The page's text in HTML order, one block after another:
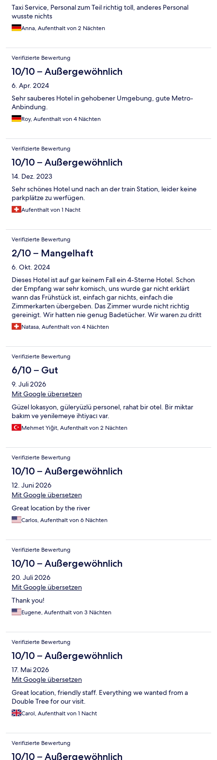
Taxi Service, Personal zum Teil richtig toll, anderes Personal
wusste nichts
Anna, Aufenthalt von 2 Nächten
Verifizierte Bewertung
10/10 – Außergewöhnlich
6. Apr. 2024
Sehr sauberes Hotel in gehobener Umgebung, gute Metro-
Anbindung.
Roy, Aufenthalt von 4 Nächten
Verifizierte Bewertung
10/10 – Außergewöhnlich
14. Dez. 2023
Sehr schönes Hotel und nach an der train Station, leider keine
parkplätze zu werfügen.
Aufenthalt von 1 Nacht
Verifizierte Bewertung
2/10 – Mangelhaft
6. Okt. 2024
Dieses Hotel ist auf gar keinem Fall ein 4-Sterne Hotel. Schon
der Empfang war sehr komisch, uns wurde gar nicht erklärt
wann das Frühstück ist, einfach gar nichts, einfach die
Zimmerkarten übergeben. Das Zimmer wurde nicht richtig
gereinigt. Wir hatten nie genug Badetücher. Wir waren zu dritt
im Zimmer, wir hatten nur 2 Badetücher und ein Handtuch.
Habe einmal gesagt, sie sollen uns bitte noch bringen da wir zu
angerufen, sie haben dann zwei gebracht, aber nicht wie üblich
schön zusammengefaltet. Sie waren alt und haben gestunken.
WC Papir wurde nicht aufgefüllt. Die Dusche funktioniert nicht
richtig, das Wasser hat keinen Druck, die Dusche verstopft
schnell. Wenn der Zimmernachbar die Tür aufmacht, denkt
man,dass es die eigene Tür ist. Man hört alles im Gang.
Tag im Restaurant gegessen und danach Brechen und Durchfall
gehabt. Dieses Hotel ist 200 Fr pro Nacht nicht wert.
Natasa, Aufenthalt von 4 Nächten
Verifizierte Bewertung
6/10 – Gut
9. Juli 2026
Mit Google übersetzen
Güzel lokasyon, güleryüzlü personel, rahat bir otel. Bir miktar
bakım ve yenilemeye ihtiyacı var.
Mehmet Yiğit, Aufenthalt von 2 Nächten
Verifizierte Bewertung
10/10 – Außergewöhnlich
12. Juni 2026
Mit Google übersetzen
Great location by the river
Carlos, Aufenthalt von 6 Nächten
Verifizierte Bewertung
10/10 – Außergewöhnlich
20. Juli 2026
Mit Google übersetzen
Thank you!
Eugene, Aufenthalt von 3 Nächten
Verifizierte Bewertung
10/10 – Außergewöhnlich
17. Mai 2026
Mit Google übersetzen
Great location, friendly staff. Everything we wanted from a
Double Tree for our visit.
Carol, Aufenthalt von 1 Nacht
Verifizierte Bewertung
10/10 – Außergewöhnlich